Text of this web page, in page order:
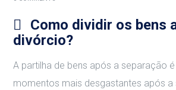
Como dividir os bens
divórcio?
A partilha de bens após a separação
momentos mais desgastantes após